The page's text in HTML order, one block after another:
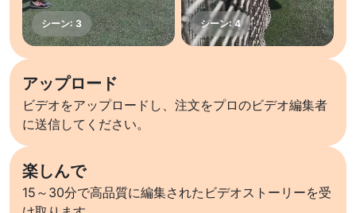
アップロード
ビデオをアップロードし、注文をプロのビデオ編集者
に送信してください。
楽しんで
15～30分で高品質に編集されたビデオストーリーを受